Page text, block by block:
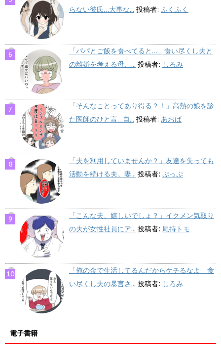
らない彼氏…大事な... 投稿者: ふくふく
「パパとご飯を食べてると…」食い尽くし夫と
の離婚を考える母、... 投稿者: しろみ
「そんなことってあり得る？！」高熱の娘を診
た医師のひと言…自... 投稿者: あおば
「夫を利用していませんか？」友達を失っても
活動を続ける夫。妻... 投稿者: ぷっぷ
「こんな夫、嬉しいでしょ？」イクメン気取り
の夫が女性社員にア... 投稿者: 尾持トモ
「俺の金で生活してるんだからケチるなよ」食
い尽くし夫の暴言さ... 投稿者: しろみ
電子書籍